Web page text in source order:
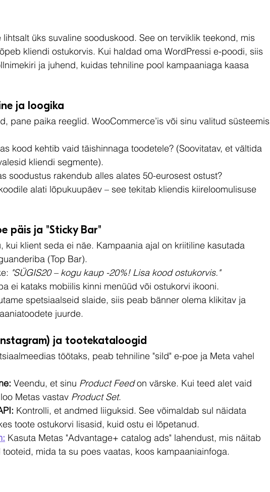
üks suvaline sooduskood. See on terviklik teekond, mis
kliendi ostukorvis. Kui haldad oma WordPressi e-poodi, siis
ja juhend, kuidas tehniline pool kampaaniaga kaasa
ja loogika
pane paika reeglid. WooCommerce’is või sinu valitud süsteemis
kood kehtib vaid täishinnaga toodetele? (Soovitatav, et vältida
kliendi segmente).
soodustus rakendub alles alates 50-eurosest ostust?
alati lõpukuupäev – see tekitab kliendis kiireloomulisuse
päis ja "Sticky Bar"
kui klient seda ei näe. Kampaania ajal on kriitiline kasutada
(Top Bar).
"SÜGIS20 – kogu kaup -20%! Lisa kood ostukorvis."
ei kataks mobiilis kinni menüüd või ostukorvi ikooni.
spetsiaalseid slaide, siis peab bänner olema klikitav ja
juurde.
ja tootekataloogid
töötaks, peab tehniline "sild" e-poe ja Meta vahel
Veendu, et sinu Product Feed on värske. Kui teed alet vaid
Metas vastav Product Set.
Kontrolli, et andmed liiguksid. See võimaldab sul näidata
toote ostukorvi lisasid, kuid ostu ei lõpetanud.
Kasuta Metas "Advantage+ catalog ads" lahendust, mis näitab
mida ta su poes vaatas, koos kampaaniainfoga.